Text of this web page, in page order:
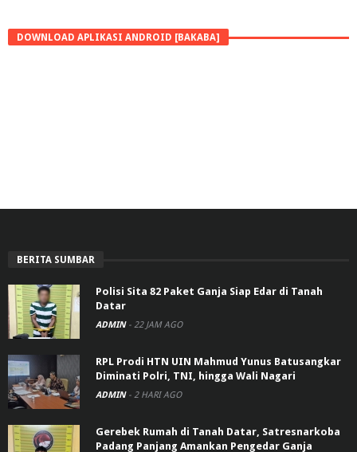
DOWNLOAD APLIKASI ANDROID [BAKABA]
BERITA SUMBAR
Polisi Sita 82 Paket Ganja Siap Edar di Tanah
Datar
ADMIN - 22 JAM AGO
RPL Prodi HTN UIN Mahmud Yunus Batusangkar
Diminati Polri, TNI, hingga Wali Nagari
ADMIN - 2 HARI AGO
Gerebek Rumah di Tanah Datar, Satresnarkoba
Padang Panjang Amankan Pengedar Ganja